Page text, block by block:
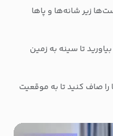
زیر شانه‌ها و پاها
تا سینه به زمین
را صاف کنید تا به موقعیت